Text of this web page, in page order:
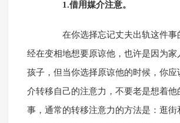
1.借用媒介注意。
在你选择忘记丈夫出轨这件事
经在变相地想要原谅他，也许是因为家
孩子，但当你选择原谅他的时候，你应
介转移自己的注意力，不要老是想着他
事，通常的转移注意力的方法是：逛街